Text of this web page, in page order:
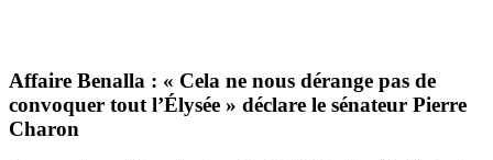
Affaire Benalla : « Cela ne nous dérange pas de
convoquer tout l’Élysée » déclare le sénateur Pierre
Charon